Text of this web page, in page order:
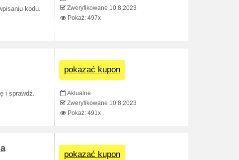
kodu.
Zweryfikowane 10.8.2023
Pokaż: 497x
i sprawdź.
pokazać kupon
Aktualne
Zweryfikowane 10.8.2023
Pokaż: 491x
pokazać kupon